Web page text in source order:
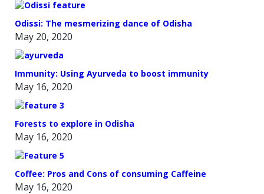
Odissi: The mesmerizing dance of Odisha
May 20, 2020
Immunity: Using Ayurveda to boost immunity
May 16, 2020
Forests to explore in Odisha
May 16, 2020
Coffee: Pros and Cons of consuming Caffeine
May 16, 2020